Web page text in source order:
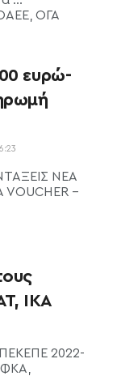
ΟΓΑ
ευρώ-
ΝΕΑ
-
ΙΚΑ
2022-